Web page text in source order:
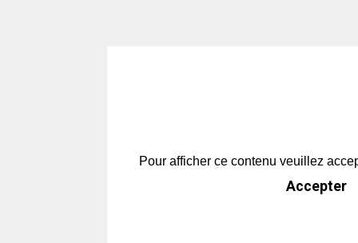
Pour afficher ce contenu veuillez
Accepter